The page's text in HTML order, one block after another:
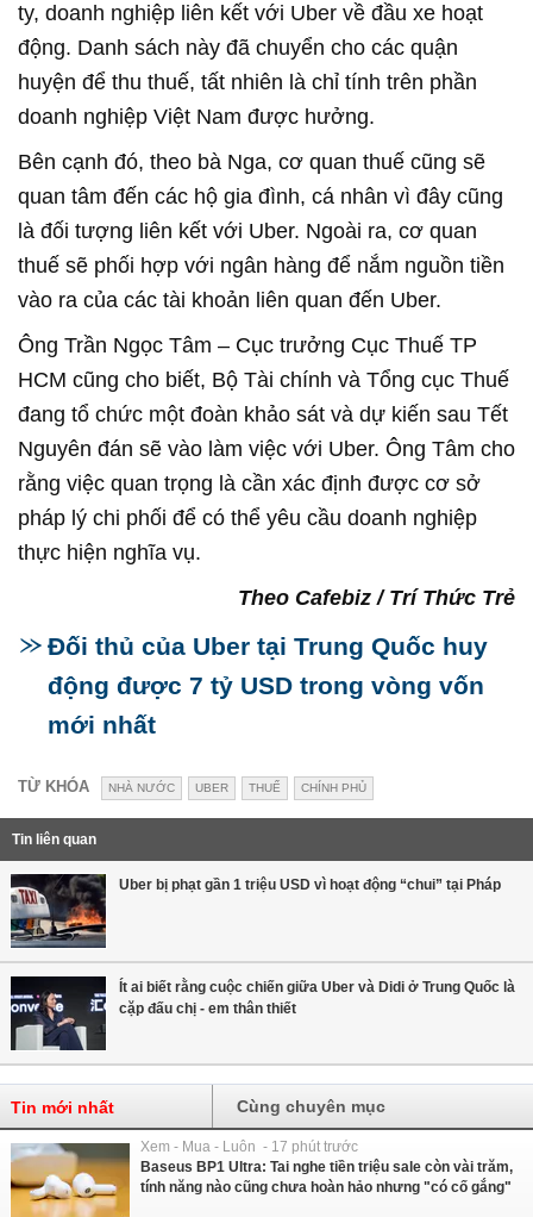
ty, doanh nghiệp liên kết với Uber về đầu xe hoạt
động. Danh sách này đã chuyển cho các quận
huyện để thu thuế, tất nhiên là chỉ tính trên phần
doanh nghiệp Việt Nam được hưởng.
Bên cạnh đó, theo bà Nga, cơ quan thuế cũng sẽ
quan tâm đến các hộ gia đình, cá nhân vì đây cũng
là đối tượng liên kết với Uber. Ngoài ra, cơ quan
thuế sẽ phối hợp với ngân hàng để nắm nguồn tiền
vào ra của các tài khoản liên quan đến Uber.
Ông Trần Ngọc Tâm – Cục trưởng Cục Thuế TP
HCM cũng cho biết, Bộ Tài chính và Tổng cục Thuế
đang tổ chức một đoàn khảo sát và dự kiến sau Tết
Nguyên đán sẽ vào làm việc với Uber. Ông Tâm cho
rằng việc quan trọng là cần xác định được cơ sở
pháp lý chi phối để có thể yêu cầu doanh nghiệp
thực hiện nghĩa vụ.
Theo Cafebiz / Trí Thức Trẻ
Đối thủ của Uber tại Trung Quốc huy
động được 7 tỷ USD trong vòng vốn
mới nhất
TỪ KHÓA NHÀ NƯỚC UBER THUẾ CHÍNH PHỦ
Tin liên quan
Uber bị phạt gần 1 triệu USD vì hoạt động “chui” tại Pháp
Ít ai biết rằng cuộc chiến giữa Uber và Didi ở Trung Quốc là
cặp đấu chị - em thân thiết
Tin mới nhất Cùng chuyên mục
Xem - Mua - Luôn - 17 phút trước
Baseus BP1 Ultra: Tai nghe tiền triệu sale còn vài trăm,
tính năng nào cũng chưa hoàn hảo nhưng "có cố gắng"